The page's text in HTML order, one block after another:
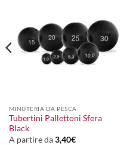
MINUTERIA DA PESCA
Tubertini Pallettoni Sfera
Black
A partire da3,40€